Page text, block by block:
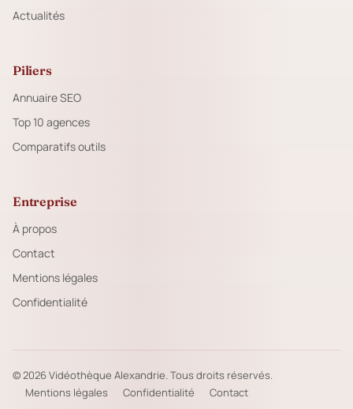
Actualités
Piliers
Annuaire SEO
Top 10 agences
Comparatifs outils
Entreprise
À propos
Contact
Mentions légales
Confidentialité
© 2026 Vidéothèque Alexandrie. Tous droits réservés.
Mentions légales
Confidentialité Contact